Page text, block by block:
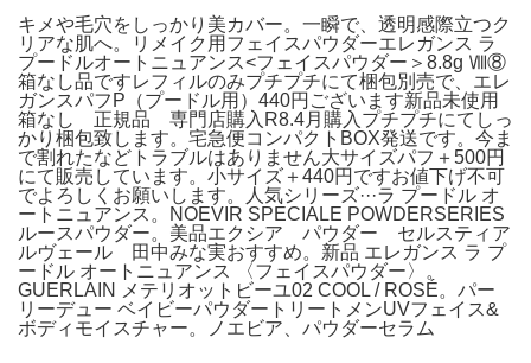
キメや毛穴をしっかり美カバー。一瞬で、透明感際立つク
リアな肌へ。リメイク用フェイスパウダーエレガンス ラ
プードルオートニュアンス<フェイスパウダー＞8.8g Ⅷ⑧
箱なし品ですレフィルのみプチプチにて梱包別売で、エレ
ガンスパフP（プードル用）440円ございます新品未使用
箱なし 正規品 専門店購入R8.4月購入プチプチにてしっ
かり梱包致します。宅急便コンパクトBOX発送です。今ま
で割れたなどトラブルはありません大サイズパフ＋500円
にて販売しています。小サイズ＋440円ですお値下げ不可
でよろしくお願いします。人気シリーズ···ラ プードル オ
ートニュアンス。NOEVIR SPECIALE POWDERSERIES
ルースパウダー。美品エクシア パウダー セルスティア
ルヴェール 田中みな実おすすめ。新品 エレガンス ラ プ
ードル オートニュアンス 〈フェイスパウダー〉。
GUERLAIN メテリオットビーユ02 COOL / ROSÉ。パー
リーデュー ベイビーパウダートリートメンUVフェイス&
ボディモイスチャー。ノエビア、パウダーセラム